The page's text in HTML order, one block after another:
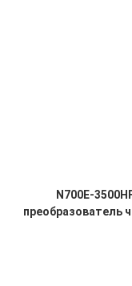
N700E-
преобразователь